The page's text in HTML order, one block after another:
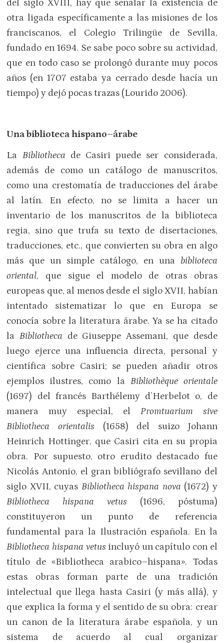
del siglo XVIII, hay que señalar la existencia de
otra ligada específicamente a las misiones de los
franciscanos, el Colegio Trilingüe de Sevilla,
fundado en 1694. Se sabe poco sobre su actividad,
que en todo caso se prolongó durante muy pocos
años (en 1707 estaba ya cerrado desde hacía un
tiempo) y dejó pocas trazas (Lourido 2006).
Una biblioteca hispano–árabe
La Bibliotheca de Casiri puede ser considerada,
además de como un catálogo de manuscritos,
como una crestomatía de traducciones del árabe
al latín. En efecto, no se limita a hacer un
inventario de los manuscritos de la biblioteca
regia, sino que trufa su texto de disertaciones,
traducciones, etc., que convierten su obra en algo
más que un simple catálogo, en una biblioteca
oriental, que sigue el modelo de otras obras
europeas que, al menos desde el siglo XVII, habían
intentado sistematizar lo que en Europa se
conocía sobre la literatura árabe. Ya se ha citado
laBibliotheca de Giuseppe Assemani, que desde
luego ejerce una influencia directa, personal y
científica sobre Casiri; se pueden añadir otros
ejemplos ilustres, como la Bibliothèque orientale
(1697) del francés Barthélemy d’Herbelot o, de
manera muy especial, el Promtuarium sive
Bibliotheca orientalis (1658) del suizo Johann
Heinrich Hottinger, que Casiri cita en su propia
obra. Por supuesto, otro erudito destacado fue
Nicolás Antonio, el gran bibliógrafo sevillano del
siglo XVII, cuyas Bibliotheca hispana nova (1672) y
Bibliotheca hispana vetus (1696, póstuma)
constituyeron un punto de referencia
fundamental para la Ilustración española. En la
Bibliotheca hispana vetus incluyó un capítulo con el
título de «Bibliotheca arabico–hispana». Todas
estas obras forman parte de una tradición
intelectual que llega hasta Casiri (y más allá), y
que explica la forma y el sentido de su obra: crear
un canon de la literatura árabe española, y un
sistema de acuerdo al cual organizar